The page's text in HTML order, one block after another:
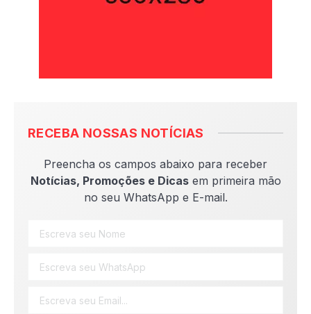
RECEBA NOSSAS NOTÍCIAS
Preencha os campos abaixo para receber
Notícias, Promoções e Dicasem primeira mão
no seu WhatsApp e E-mail.